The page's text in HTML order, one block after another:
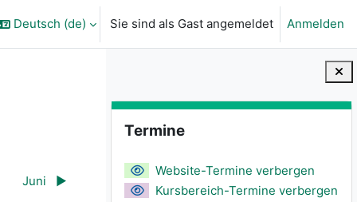
umschalten
Deutsch ‎(de)‎ Sie sind als Gast angemeldet Anmelden
Blöcke
Termine überspringen
Termine
Website-Termine verbergen
Kursbereich-Termine verbergen
Juni ▶︎